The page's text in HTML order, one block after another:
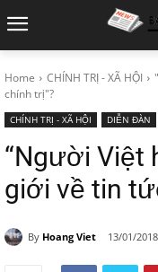
Home CHÍNH TRỊ - XÃ HỘI
chính trị"?
CHÍNH TRỊ - XÃ HỘI DIỄN ĐÀN
“Người Việt
giới về tin
By Hoang Viet 13/01/2018